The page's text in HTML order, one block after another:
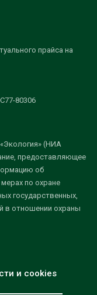
прайса на
80306
(НИА
предоставляющее
об
по охране
государственных,
в отношении охраны
и cookies